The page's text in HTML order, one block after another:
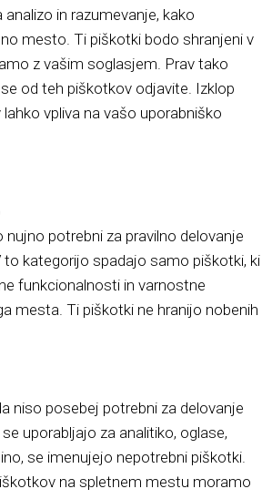
in razumevanje, kako
mesto. Ti piškotki bodo shranjeni v
z vašim soglasjem. Prav tako
od teh piškotkov odjavite. Izklop
vpliva na vašo uporabniško
potrebni za pravilno delovanje
kategorijo spadajo samo piškotki, ki
funkcionalnosti in varnostne
mesta. Ti piškotki ne hranijo nobenih
niso posebej potrebni za delovanje
uporabljajo za analitiko, oglase,
se imenujejo nepotrebni piškotki.
na spletnem mestu moramo